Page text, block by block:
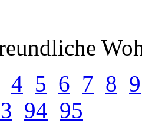
4 5 6 7 8 9
94 95